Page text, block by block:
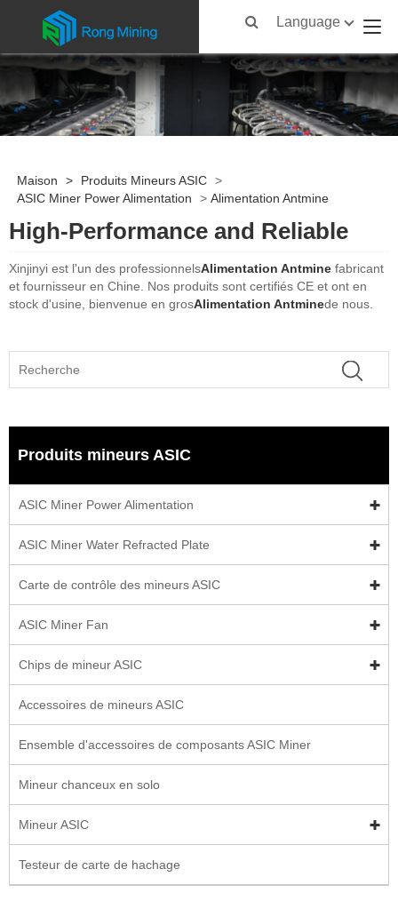
Language
Maison > Produits Mineurs ASIC >
ASIC Miner Power Alimentation
> Alimentation Antmine
High-Performance and Reliable
Xinjinyi est l'un des professionnelsAlimentation Antmine fabricant
et fournisseur en Chine. Nos produits sont certifiés CE et ont en
stock d'usine, bienvenue en grosAlimentation Antminede nous.
Produits mineurs ASIC
ASIC Miner Power Alimentation
ASIC Miner Water Refracted Plate
Carte de contrôle des mineurs ASIC
ASIC Miner Fan
Chips de mineur ASIC
Accessoires de mineurs ASIC
Ensemble d'accessoires de composants ASIC Miner
Mineur chanceux en solo
Mineur ASIC
Testeur de carte de hachage